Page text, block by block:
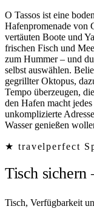
O Tassos ist eine
Hafenpromenade von
vertäuten Boote und
frischen Fisch und
zum Hummer – und
selbst auswählen.
gegrillter Oktopus,
Tempo überzeugen,
den Hafen macht
unkomplizierte
Wasser genießen
★ travelperfect
Tisch sichern
Tisch, Verfügbarkeit